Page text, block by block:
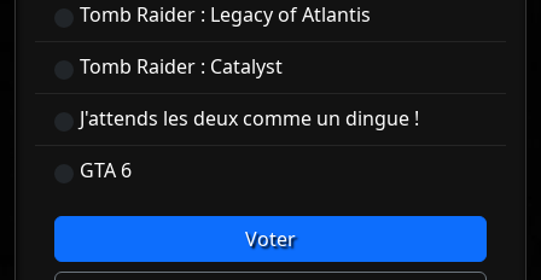
Tomb Raider : Legacy of Atlantis
Tomb Raider : Catalyst
J'attends les deux comme un dingue !
GTA 6
Voter